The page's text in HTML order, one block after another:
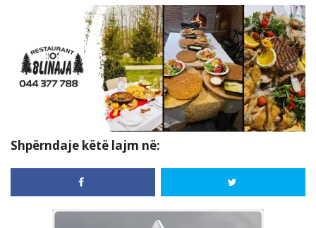
Shpërndaje këtë lajm në: